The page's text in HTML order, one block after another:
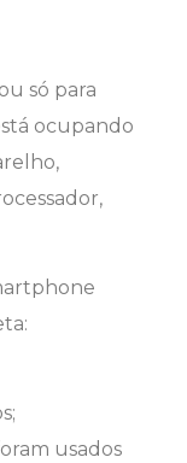
só para
ocupando
usados